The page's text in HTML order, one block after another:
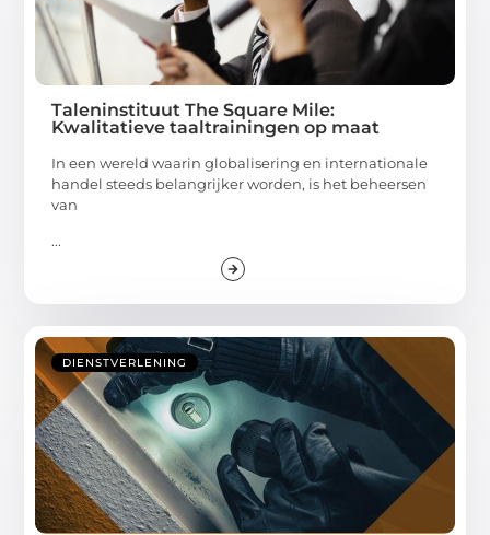
Taleninstituut The Square Mile:
Kwalitatieve taaltrainingen op maat
In een wereld waarin globalisering en internationale
handel steeds belangrijker worden, is het beheersen
van
...
DIENSTVERLENING